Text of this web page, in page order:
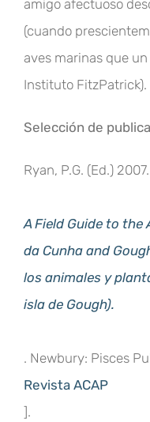
amigo afectuoso
(cuando
aves marinas que
Instituto FitzPatrick).
Selección de
Ryan, P.G. (Ed.) 2007.
A Field Guide to
da Cunha and
los animales y
isla de Gough).
. Newbury: Pisces
Revista ACAP
].